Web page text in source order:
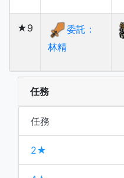
★9
委託：
林精
任務
任務
2★